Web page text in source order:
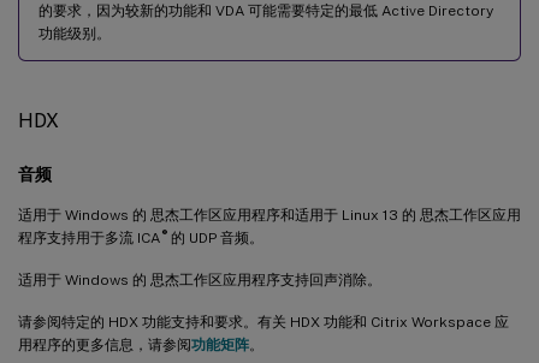
的要求，因为较新的功能和 VDA 可能需要特定的最低 Active Directory
功能级别。
HDX
音频
适用于 Windows 的 思杰工作区应用程序和适用于 Linux 13 的 思杰工作区应用
程序支持用于多流 ICA ®的 UDP 音频。
适用于 Windows 的 思杰工作区应用程序支持回声消除。
请参阅特定的 HDX 功能支持和要求。有关 HDX 功能和 Citrix Workspace 应
用程序的更多信息，请参阅功能矩阵。